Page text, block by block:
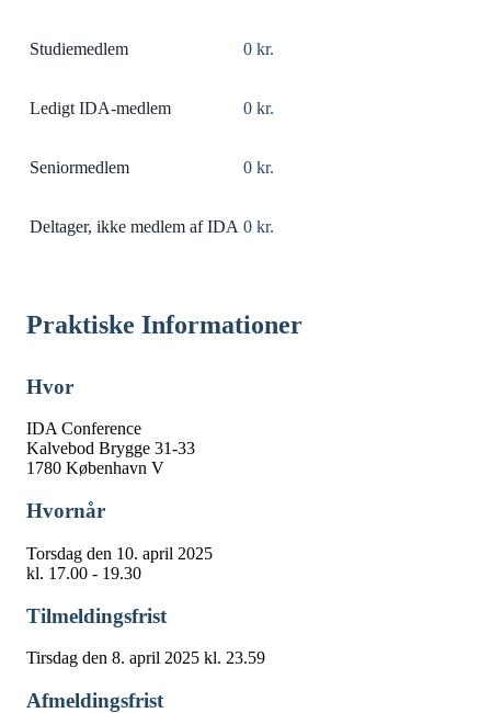
Studiemedlem 0 kr.
Ledigt IDA-medlem 0 kr.
Seniormedlem 0 kr.
Deltager, ikke medlem af IDA 0 kr.
Praktiske Informationer
Hvor
IDA Conference
Kalvebod Brygge 31-33
1780 København V
Hvornår
Torsdag den 10. april 2025
kl. 17.00 - 19.30
Tilmeldingsfrist
Tirsdag den 8. april 2025 kl. 23.59
Afmeldingsfrist